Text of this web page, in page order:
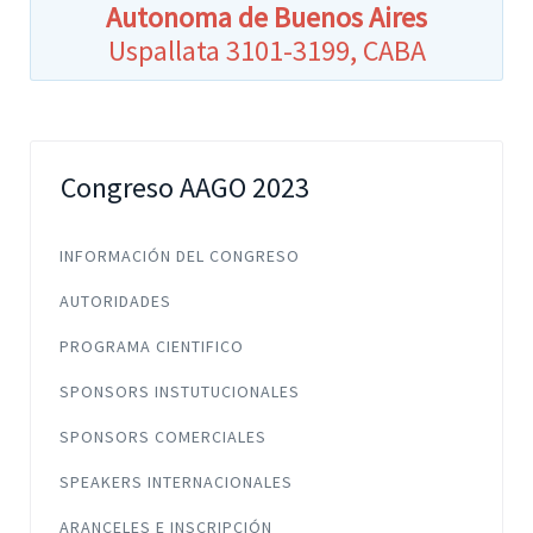
Autonoma de Buenos Aires
Uspallata 3101-3199, CABA
Congreso AAGO 2023
INFORMACIÓN DEL CONGRESO
AUTORIDADES
PROGRAMA CIENTIFICO
SPONSORS INSTUTUCIONALES
SPONSORS COMERCIALES
SPEAKERS INTERNACIONALES
ARANCELES E INSCRIPCIÓN